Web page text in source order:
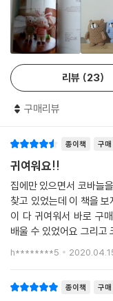
도안과 서술형 도안을
물론, 실 컬러와 뜨개 기호
안과 서술형 도안을 번
요. 컬러 도안과 함께 뜨
테일한 사진을 보며 인형
나를 위한 힐링 아이템으
파스텔컬러의 사랑스러운
수 있는 4가지 감성 아이
가득 채운 잡념을 잊고
한 인형을 완성한 다음에
착 인형으로, 밋밋한 인
요. 친구와 연인을 위한
곁들여진 이야기를 함께
리뷰 23
구매리뷰
종이책 구매
귀여워요!!
집에만 있으면서 코바늘
찾고 있었는데 이 책을
이 다 귀여워서 바로 구
배울 수 있었어요 그리고
귀여워서 만드는게 재
h********5
종이책 구매